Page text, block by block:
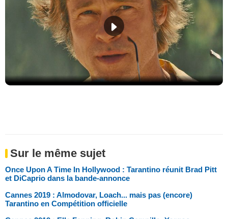
Sur le même sujet
Once Upon A Time In Hollywood : Tarantino réunit Brad Pitt
et DiCaprio dans la bande-annonce
Cannes 2019 : Almodovar, Loach... mais pas (encore)
Tarantino en Compétition officielle